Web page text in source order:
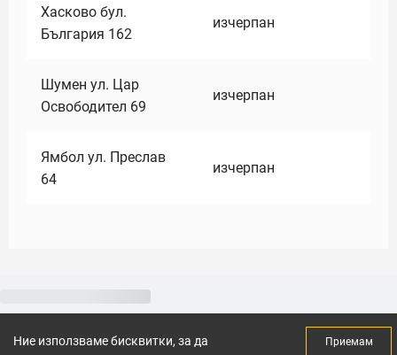
Хасково бул.
България 162
изчерпан
Шумен ул. Цар
Освободител 69
изчерпан
Ямбол ул. Преслав
64
изчерпан
Ние използваме бисквитки, за да
Приемам